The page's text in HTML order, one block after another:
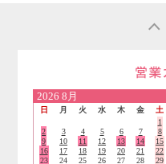
2026 8月
日 月 火 水 木 金
土
1
2
3 4 5 6 7
8
9
10 11 12 13 14
15
16
17 18 19 20 21
22
23
24 25 26 27 28
29